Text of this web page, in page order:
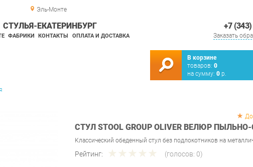
Эль-Монте
+7
Заказать
СТУЛЬЯ-ЕКАТЕРИНБУРГ
ФАБРИКИ КОНТАКТЫ ОПЛАТА И ДОСТАВКА
В корзине
товаров: 0
на сумму: 0 р.
СТУЛ STOOL GROUP OLIVER ВЕЛЮР
Классический обеденный стул без подлокотников на
Рейтинг: (голосов: 0)